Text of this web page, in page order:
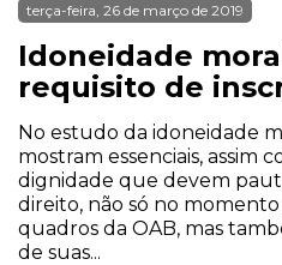
terça-feira, 26 de março de 2019
Idoneidade
requisito de
No estudo da idoneidade
mostram essenciais, assim
dignidade que devem
direito, não só no
quadros da OAB, mas
de suas...